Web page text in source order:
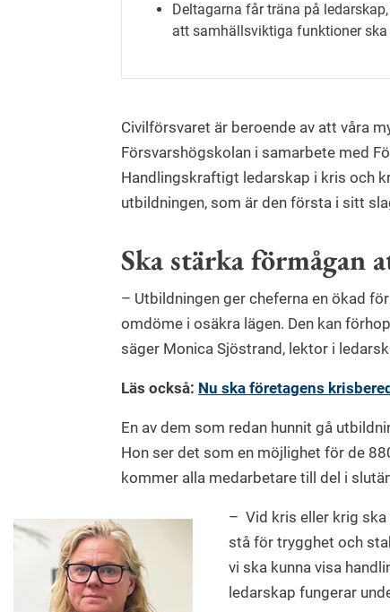
Deltagarna får träna på
att samhällsviktiga funktioner
Civilförsvaret är beroende av att våra
Försvarshögskolan i samarbete med
Handlingskraftigt ledarskap i kris och
utbildningen, som är den första i sitt
Ska stärka förmågan
– Utbildningen ger cheferna en ökad
omdöme i osäkra lägen. Den kan
säger Monica Sjöstrand, lektor i
Läs också: Nu ska företagens
En av dem som redan hunnit gå
Hon ser det som en möjlighet för de
kommer alla medarbetare till del i
– Vid kris eller krig
stå för trygghet och
vi ska kunna visa
ledarskap fungerar